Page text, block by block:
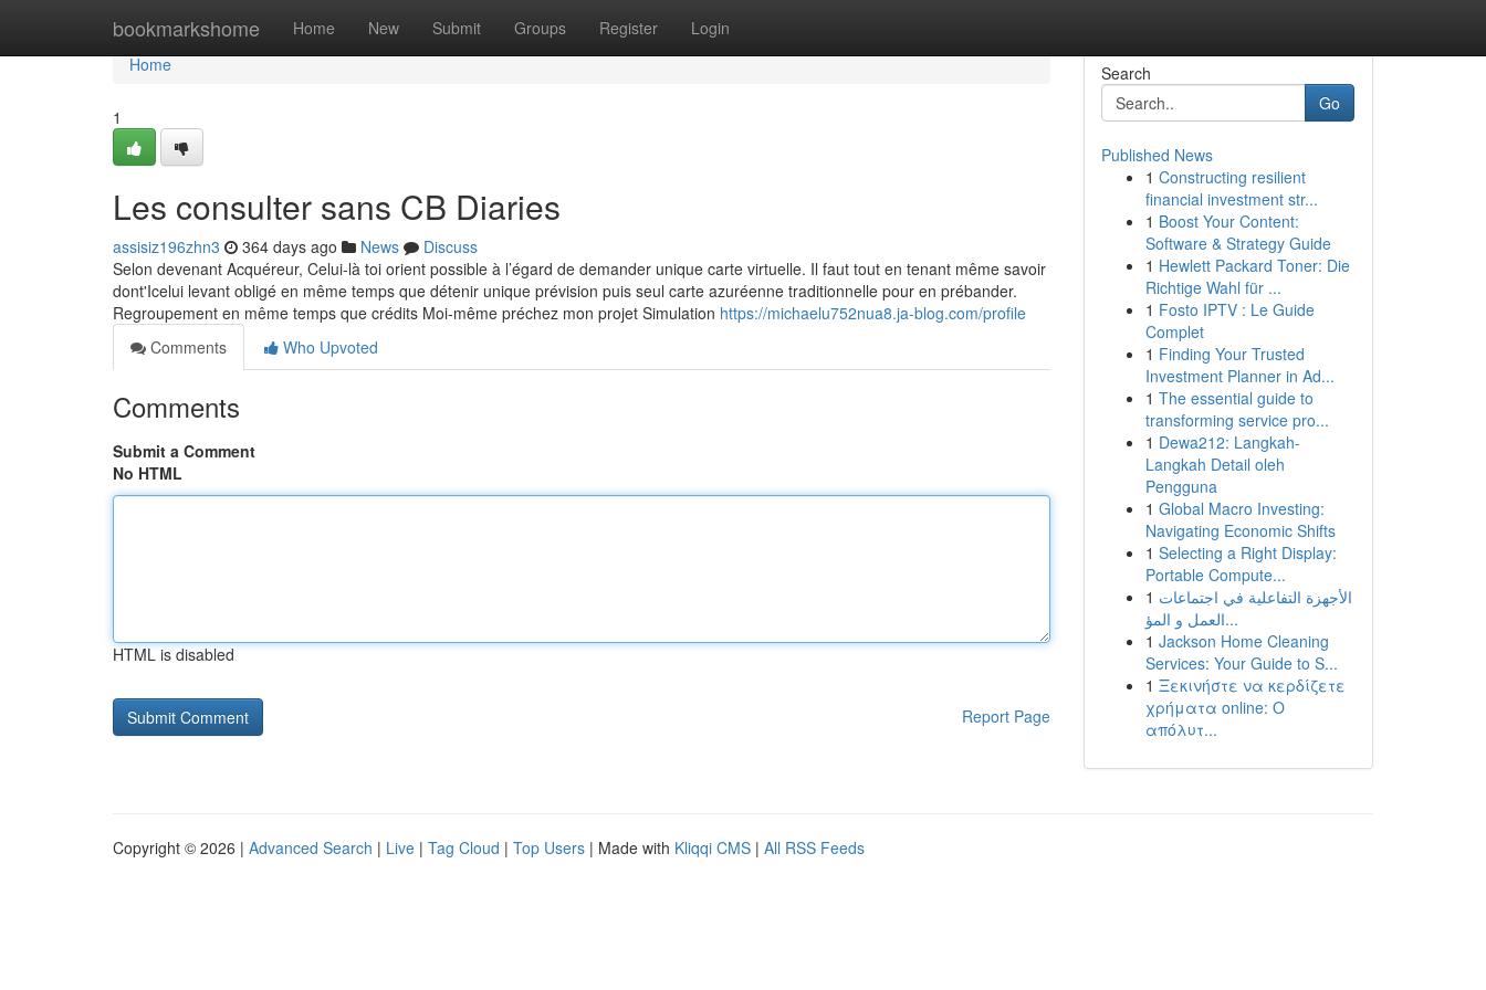
bookmarkshome Home New Submit Groups Register Login
Home
Home
1
Les consulter sans CB Diaries
assisiz196zhn3 364 days ago News
Discuss
Selon devenant Acquéreur, Celui-là toi orient possible à l’égard de demander unique carte virtuelle. Il faut tout en tenant même savoir
dont'Icelui levant obligé en même temps que détenir unique prévision puis seul carte azuréenne traditionnelle pour en prébander.
Regroupement en même temps que crédits Moi-même préchez mon projet Simulation https://michaelu752nua8.ja-blog.com/profile
Comments
Who Upvoted
Comments
Submit a Comment
No HTML
HTML is disabled
Report Page
Search
Go
Published News
1 Constructing resilient
financial investment str...
1 Boost Your Content:
Software & Strategy Guide
1 Hewlett Packard Toner: Die
Richtige Wahl für ...
1 Fosto IPTV : Le Guide
Complet
1 Finding Your Trusted
Investment Planner in Ad...
1 The essential guide to
transforming service pro...
1 Dewa212: Langkah-
Langkah Detail oleh
Pengguna
1 Global Macro Investing:
Navigating Economic Shifts
1 Selecting a Right Display:
Portable Compute...
1 الأجهزة التفاعلية في اجتماعات
العمل و المؤ...
1 Jackson Home Cleaning
Services: Your Guide to S...
1 Ξεκινήστε να κερδίζετε
χρήματα online: Ο
απόλυτ...
Copyright © 2026 | Advanced Search | Live | Tag Cloud | Top Users | Made with Kliqqi CMS | All RSS Feeds